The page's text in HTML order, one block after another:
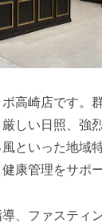
高崎店です。
しい日照、強
といった地域
康管理をサポ
、ファスティ